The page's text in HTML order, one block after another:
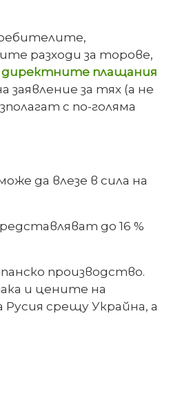
разходи за торове,
директните плащания
за тях (а не
с по-голяма
да влезе в сила на
до 16 %
производство.
и цените на
срещу Украйна, а